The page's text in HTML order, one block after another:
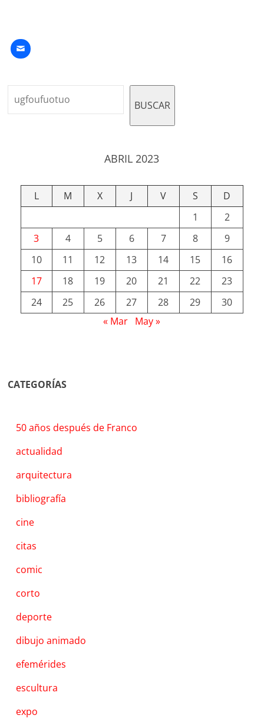
Buscar
BUSCAR
ABRIL 2023
L M X J V S
D
1
2
3
4 5 6 7 8
9
10
11 12 13 14 15
16
17
18 19 20 21 22
23
24
25 26 27 28 29
30
« Mar May »
CATEGORÍAS
50 años después de Franco
actualidad
arquitectura
bibliografía
cine
citas
comic
corto
deporte
dibujo animado
efemérides
escultura
expo